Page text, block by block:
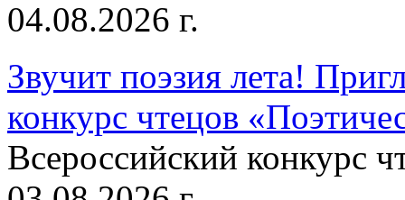
04.08.2026 г.
Звучит поэзия лета!
конкурс чтецов
Всероссийский конкурс